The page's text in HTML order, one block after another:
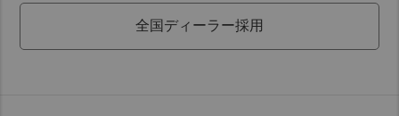
全国ディーラー採用